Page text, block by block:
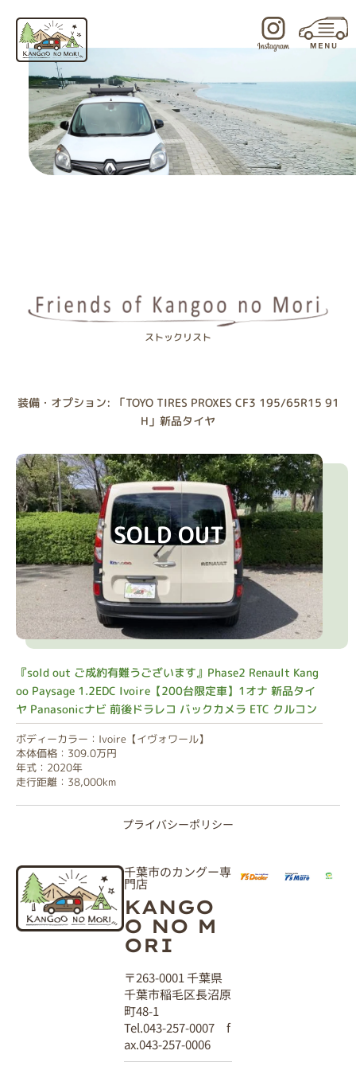
ストックリスト
装備・オプション: 「TOYO TIRES PROXES CF3 195/65R15 91
H」新品タイヤ
SOLD OUT
『sold out ご成約有難うございます』Phase2 Renault Kang
oo Paysage 1.2EDC Ivoire【200台限定車】1オナ 新品タイ
ヤ Panasonicナビ 前後ドラレコ バックカメラ ETC クルコン
ボディーカラー：Ivoire【イヴォワール】
本体価格：309.0万円
年式：2020年
走行距離：38,000km
プライバシーポリシー
千葉市のカングー専
門店
KANGO
O NO M
ORI
〒263-0001 千葉県
千葉市稲毛区長沼原
町48-1
Tel.043-257-0007 f
ax.043-257-0006